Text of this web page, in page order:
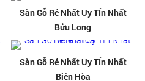
Sàn Gỗ Rẻ Nhất Uy TÍn Nhất
Bửu Long
Sàn Gỗ Rẻ Nhất Uy TÍn Nhất
Biên Hòa